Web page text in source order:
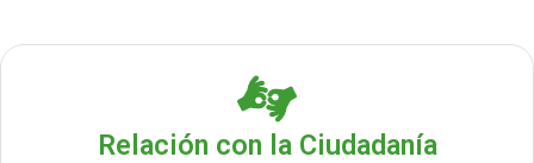
Relación con la Ciudadanía